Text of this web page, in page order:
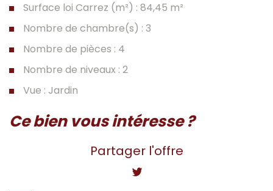
Surface loi Carrez (m²) : 84,45 m²
Nombre de chambre(s) : 3
Nombre de pièces : 4
Nombre de niveaux : 2
Vue : Jardin
la ville de prades-le-lez (34730)
ce bien vous intéresse ?
Partager l'offre